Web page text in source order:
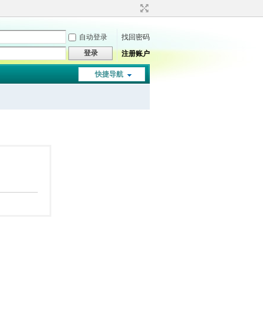
自动登录
找回密码
登录 注册账户
快捷导航